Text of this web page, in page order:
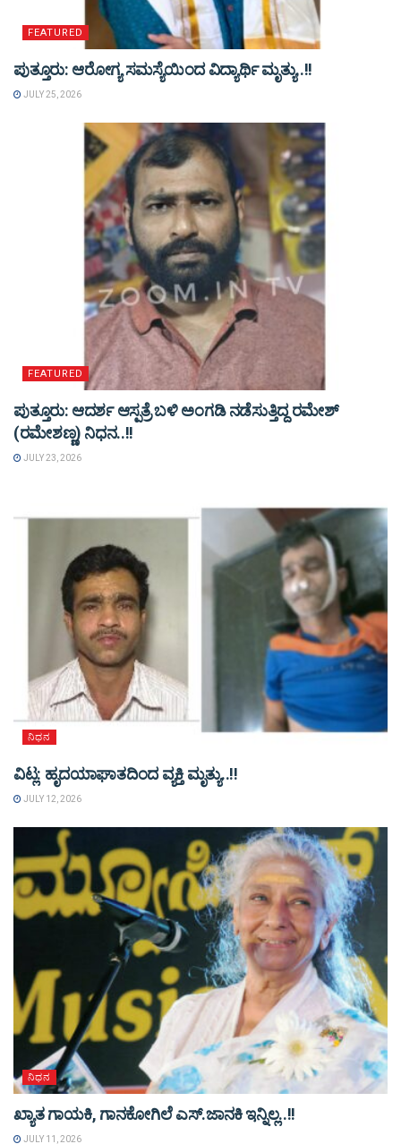
FEATURED
ಪುತ್ತೂರು: ಆರೋಗ್ಯ ಸಮಸ್ಯೆಯಿಂದ ವಿದ್ಯಾರ್ಥಿ ಮೃತ್ಯು..!!
JULY 25, 2026
FEATURED
ಪುತ್ತೂರು: ಆದರ್ಶ ಆಸ್ಪತ್ರೆ ಬಳಿ ಅಂಗಡಿ ನಡೆಸುತ್ತಿದ್ದ ರಮೇಶ್
(ರಮೇಶಣ್ಣ) ನಿಧನ..!!
JULY 23, 2026
ನಿಧನ
ವಿಟ್ಲ: ಹೃದಯಾಘಾತದಿಂದ ವ್ಯಕ್ತಿ ಮೃತ್ಯು..!!
JULY 12, 2026
ನಿಧನ
ಖ್ಯಾತ ಗಾಯಕಿ, ಗಾನಕೋಗಿಲೆ ಎಸ್‌.ಜಾನಕಿ ಇನ್ನಿಲ್ಲ..!!
JULY 11, 2026